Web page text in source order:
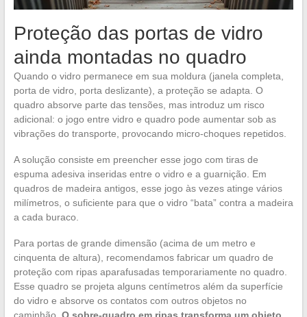
Proteção das portas de vidro
ainda montadas no quadro
Quando o vidro permanece em sua moldura (janela completa,
porta de vidro, porta deslizante), a proteção se adapta. O
quadro absorve parte das tensões, mas introduz um risco
adicional: o jogo entre vidro e quadro pode aumentar sob as
vibrações do transporte, provocando micro-choques repetidos.
A solução consiste em preencher esse jogo com tiras de
espuma adesiva inseridas entre o vidro e a guarnição. Em
quadros de madeira antigos, esse jogo às vezes atinge vários
milímetros, o suficiente para que o vidro “bata” contra a madeira
a cada buraco.
Para portas de grande dimensão (acima de um metro e
cinquenta de altura), recomendamos fabricar um quadro de
proteção com ripas aparafusadas temporariamente no quadro.
Esse quadro se projeta alguns centímetros além da superfície
do vidro e absorve os contatos com outros objetos no